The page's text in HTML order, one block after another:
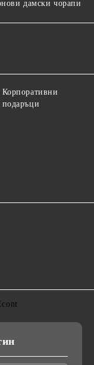
дамски чорапи
Корпоративни
подаръци